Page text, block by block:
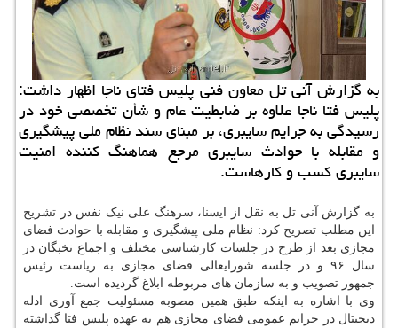
به گزارش آنی تل معاون فنی پلیس فتای ناجا اظهار داشت:
پلیس فتا ناجا علاوه بر ضابطیت عام و شأن تخصصی خود در
رسیدگی به جرایم سایبری، بر مبنای سند نظام ملی پیشگیری
و مقابله با حوادث سایبری مرجع هماهنگ كننده امنیت
سایبری كسب و كارهاست.
به گزارش آنی تل به نقل از ایسنا، سرهنگ علی نیک نفس در تشریح
این مطلب تصریح کرد: نظام ملی پیشگیری و مقابله با حوادث فضای
مجازی بعد از طرح در جلسات کارشناسی مختلف و اجماع نخبگان در
سال ۹۶ و در جلسه شورایعالی فضای مجازی به ریاست رئیس
جمهور تصویب و به سازمان های مربوطه ابلاغ گردیده است.
وی با اشاره به اینکه طبق همین مصوبه مسئولیت جمع آوری ادله
دیجیتال در جرایم عمومی فضای مجازی هم به عهده پلیس فتا گذاشته